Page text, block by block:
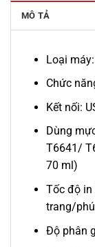
MÔ TẢ
Loại
Chức
Kết nối:
Dùng
T6641/
70 ml)
Tốc độ in
trang/
Độ phân